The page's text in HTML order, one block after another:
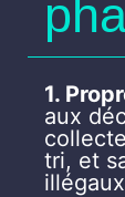
1.
aux
tri, et